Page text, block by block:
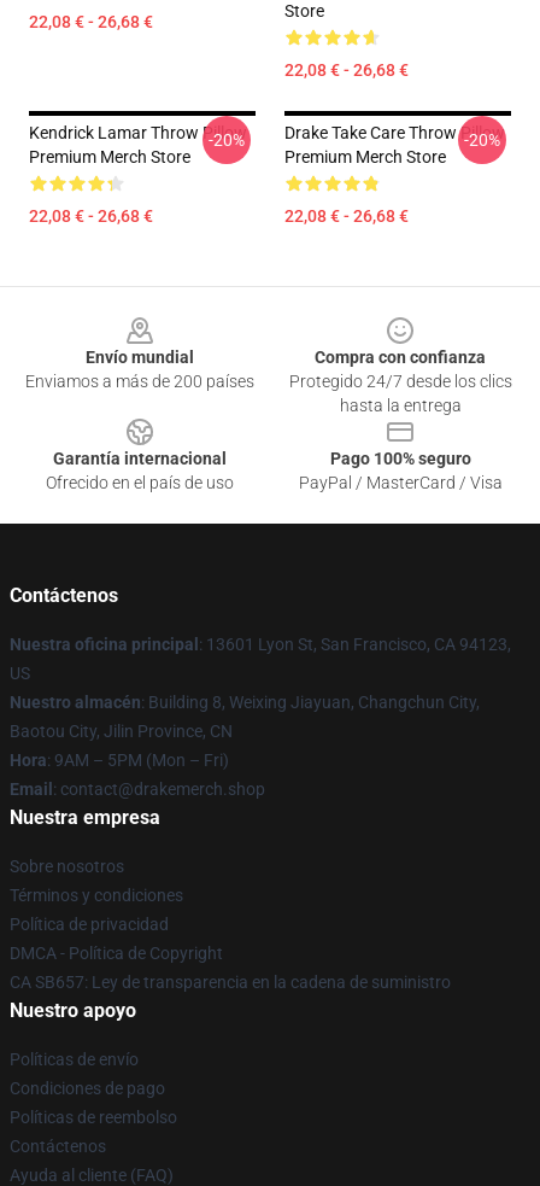
22,08 € - 26,68 €
Store
22,08 € - 26,68 €
Kendrick Lamar Throw Pillow
Premium Merch Store
22,08 € - 26,68 €
-20%
Drake Take Care Throw Pillow
Premium Merch Store
22,08 € - 26,68 €
-20%
Envío mundial
Enviamos a más de 200 países
Compra con confianza
Protegido 24/7 desde los clics
hasta la entrega
Garantía internacional
Ofrecido en el país de uso
Pago 100% seguro
PayPal / MasterCard / Visa
Contáctenos
Nuestra oficina principal : 13601 Lyon St, San Francisco, CA 94123,
US
Nuestro almacén: Building 8, Weixing Jiayuan, Changchun City,
Baotou City, Jilin Province, CN
Hora: 9AM – 5PM (Mon – Fri)
Email : contact@drakemerch.shop
Nuestra empresa
Sobre nosotros
Términos y condiciones
Política de privacidad
DMCA - Política de Copyright
CA SB657: Ley de transparencia en la cadena de suministro
Nuestro apoyo
Políticas de envío
Condiciones de pago
Políticas de reembolso
Contáctenos
Ayuda al cliente (FAQ)